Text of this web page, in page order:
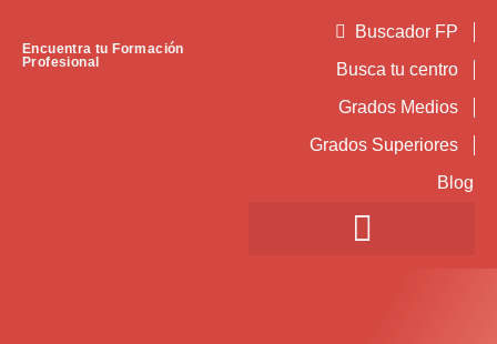
Encuentra tu Formación
Profesional
Buscador FP
Busca tu centro
Grados Medios
Grados Superiores
Blog